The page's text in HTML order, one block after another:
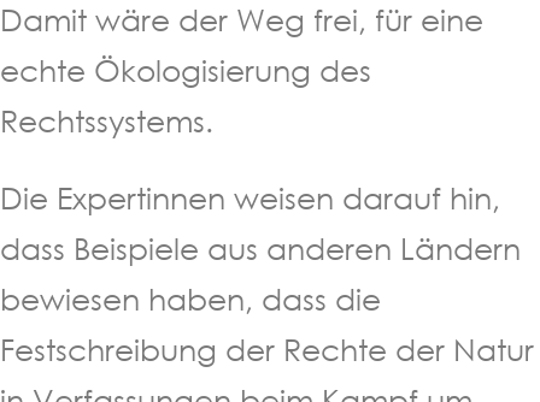
Damit wäre der Weg frei, für eine
echte Ökologisierung des
Rechtssystems.
Die Expertinnen weisen darauf hin,
dass Beispiele aus anderen Ländern
bewiesen haben, dass die
Festschreibung der Rechte der Natur